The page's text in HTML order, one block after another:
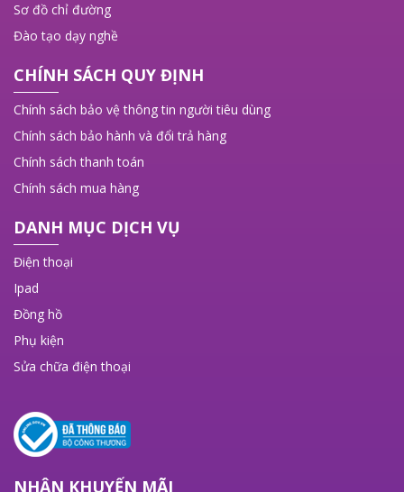
Sơ đồ chỉ đường
Đào tạo dạy nghề
CHÍNH SÁCH QUY ĐỊNH
Chính sách bảo vệ thông tin người tiêu dùng
Chính sách bảo hành và đổi trả hàng
Chính sách thanh toán
Chính sách mua hàng
DANH MỤC DỊCH VỤ
Điện thoại
Ipad
Đồng hồ
Phụ kiện
Sửa chữa điện thoại
NHẬN KHUYẾN MÃI